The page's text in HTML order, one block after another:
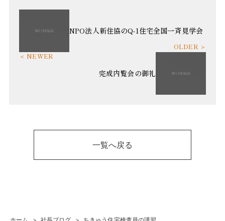
NPO法人新住協のQ-1住宅全国一斉見学会
完成内覧会の御礼
一覧へ戻る
ホーム 社長ブログ ちきゅう住宅検査員の講習